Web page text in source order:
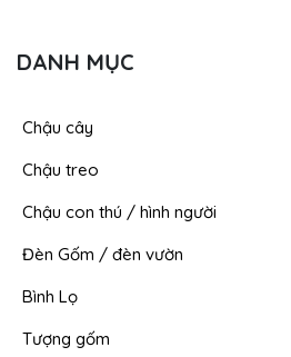
DANH MỤC
Chậu cây
Chậu treo
Chậu con thú / hình người
Đèn Gốm / đèn vườn
Bình Lọ
Tượng gốm